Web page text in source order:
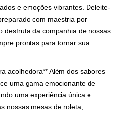
e emoções vibrantes. Deleite-
com maestria por
desfruta da companhia de nossas
prontas para tornar sua
acolhedora** Além dos sabores
uma gama emocionante de
uma experiência única e
nossas mesas de roleta,